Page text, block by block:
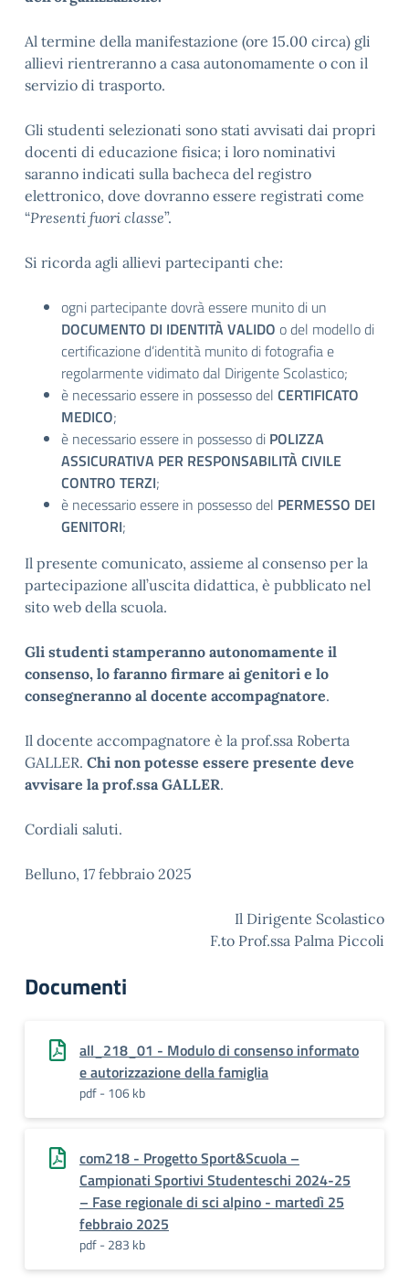
Al termine della manifestazione (ore 15.00 circa) gli
allievi rientreranno a casa autonomamente o con il
servizio di trasporto.
Gli studenti selezionati sono stati avvisati dai propri
docenti di educazione fisica; i loro nominativi
saranno indicati sulla bacheca del registro
elettronico, dove dovranno essere registrati come
“Presenti fuori classe”.
Si ricorda agli allievi partecipanti che:
ogni partecipante dovrà essere munito di un
DOCUMENTO DI IDENTITÀ VALIDO o del modello di
certificazione d’identità munito di fotografia e
regolarmente vidimato dal Dirigente Scolastico;
è necessario essere in possesso del CERTIFICATO
MEDICO;
è necessario essere in possesso di POLIZZA
ASSICURATIVA PER RESPONSABILITÀ CIVILE
CONTRO TERZI;
è necessario essere in possesso del PERMESSO DEI
GENITORI;
Il presente comunicato, assieme al consenso per la
partecipazione all’uscita didattica, è pubblicato nel
sito web della scuola.
Gli studenti stamperanno autonomamente il
consenso, lo faranno firmare ai genitori e lo
consegneranno al docente accompagnatore.
Il docente accompagnatore è la prof.ssa Roberta
GALLER. Chi non potesse essere presente deve
avvisare la prof.ssa GALLER.
Cordiali saluti.
Belluno, 17 febbraio 2025
Il Dirigente Scolastico
F.to Prof.ssa Palma Piccoli
Documenti
all_218_01 - Modulo di consenso informato
e autorizzazione della famiglia
pdf - 106 kb
com218 - Progetto Sport&Scuola –
Campionati Sportivi Studenteschi 2024-25
– Fase regionale di sci alpino - martedì 25
febbraio 2025
pdf - 283 kb